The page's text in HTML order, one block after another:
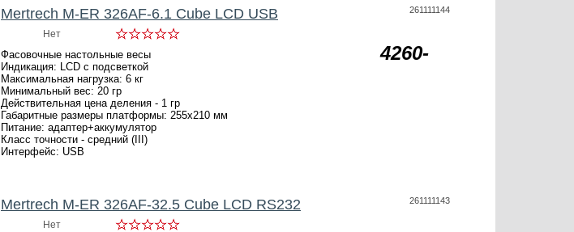
Mertrech M-ER 326AF-6.1 Cube LCD USB
Нет
Фасовочные настольные весы
Индикация: LCD с подсветкой
Максимальная нагрузка: 6 кг
Минимальный вес: 20 гр
Действительная цена деления - 1 гр
Габаритные размеры платформы: 255х210 мм
Питание: адаптер+аккумулятор
Класс точности - средний (III)
Интерфейс: USB
261111144
4260-
Mertrech M-ER 326AF-32.5 Cube LCD RS232
Нет
261111143